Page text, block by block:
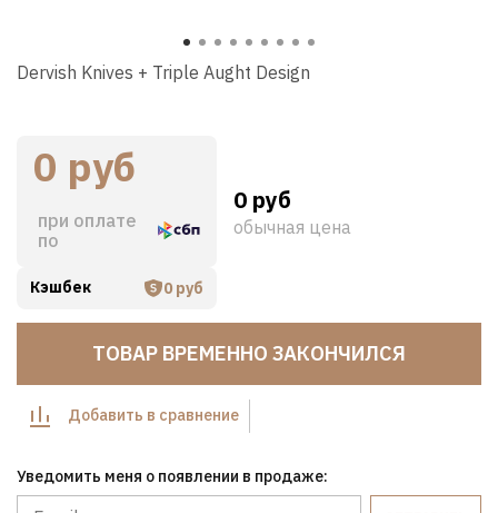
Dervish Knives + Triple Aught Design
0 руб
при оплате
по
Кэшбек 0 руб
0 руб
обычная цена
ТОВАР ВРЕМЕННО ЗАКОНЧИЛСЯ
Добавить в сравнение
Уведомить меня о появлении в продаже: